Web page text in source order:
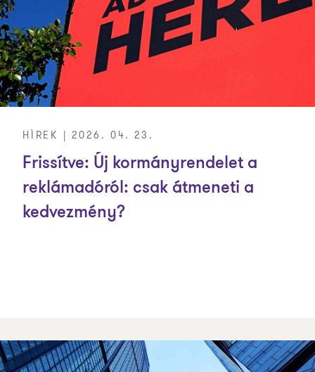
HÍREK | 2026. 04. 23.
Frissítve: Új kormányrendelet a
reklámadóról: csak átmeneti a
kedvezmény?